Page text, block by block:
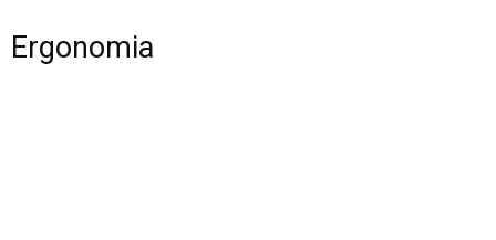
Ergonomia